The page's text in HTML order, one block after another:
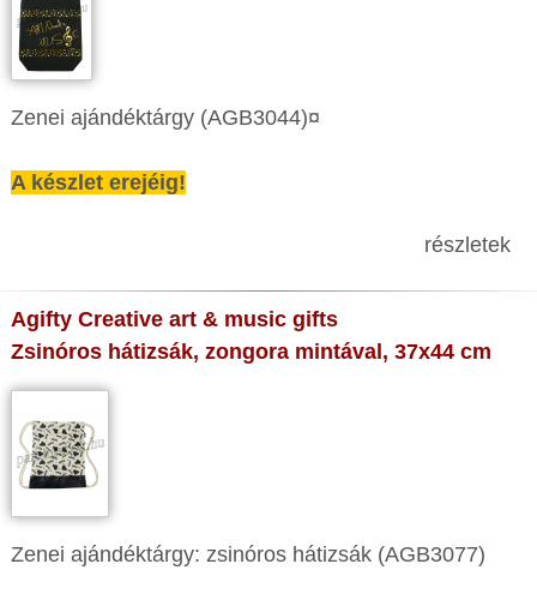
Zenei ajándéktárgy (AGB3044)¤
A készlet erejéig!
részletek
Agifty Creative art & music gifts
Zsinóros hátizsák, zongora mintával, 37x44 cm
Zenei ajándéktárgy: zsinóros hátizsák (AGB3077)